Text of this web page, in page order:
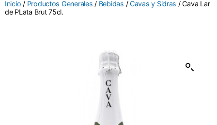
Inicio / Productos Generales / Bebidas /Cavas y Sidras / Cava Lar
de PLata Brut 75cl.